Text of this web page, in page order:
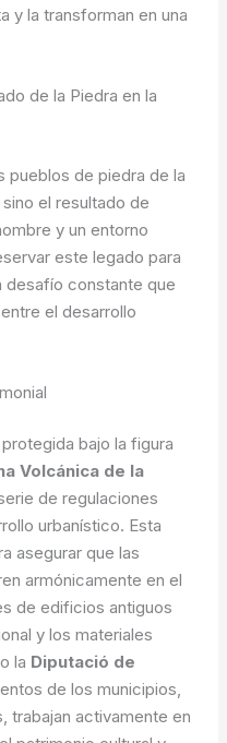
y la transforman en una
de la Piedra en la
pueblos de piedra de la
el resultado de
y un entorno
este legado para
desafío constante que
el desarrollo
bajo la figura
Volcánica de la
de regulaciones
urbanístico. Esta
asegurar que las
armónicamente en el
de edificios antiguos
y los materiales
la Diputació de
de los municipios,
trabajan activamente en